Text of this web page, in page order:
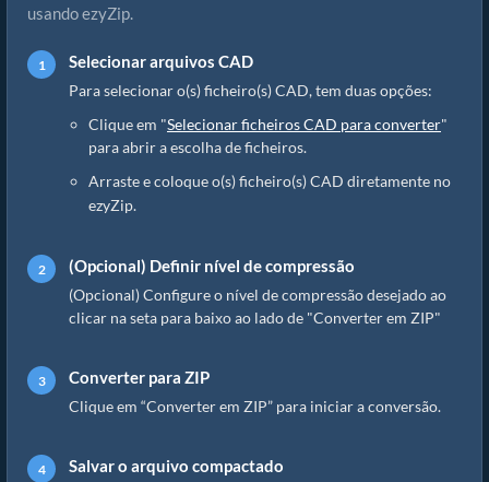
usando ezyZip.
Selecionar arquivos CAD
Para selecionar o(s) ficheiro(s) CAD, tem duas opções:
Clique em "Selecionar ficheiros CAD para converter"
para abrir a escolha de ficheiros.
Arraste e coloque o(s) ficheiro(s) CAD diretamente no
ezyZip.
(Opcional) Definir nível de compressão
(Opcional) Configure o nível de compressão desejado ao
clicar na seta para baixo ao lado de "Converter em ZIP"
Converter para ZIP
Clique em “Converter em ZIP” para iniciar a conversão.
Salvar o arquivo compactado